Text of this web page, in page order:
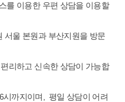
를 이용한 우편 상담을 이용할
서울 본원과 부산지원을 방문
리하고 신속한 상담이 가능합
시까지이며, 평일 상담이 어려